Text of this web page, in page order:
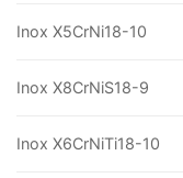
Inox X5CrNi18-10
Inox X8CrNiS18-9
Inox X6CrNiTi18-10